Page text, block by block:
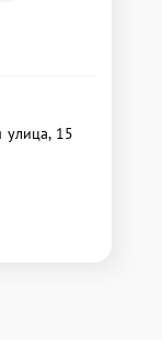
улица, 15